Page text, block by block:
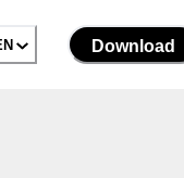
Download
Download
за трен